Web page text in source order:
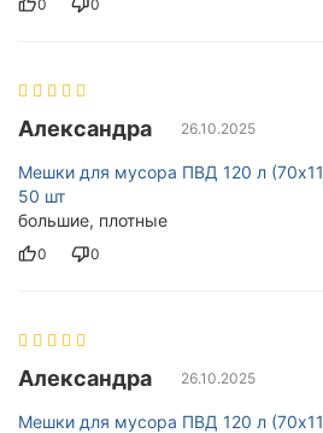
0 0
Александра 26.10.2025
Мешки для мусора ПВД 120 л
50 шт
большие, плотные
0 0
Александра 26.10.2025
Мешки для мусора ПВД 120 л